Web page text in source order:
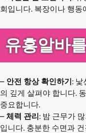
회입니다. 복장이나 행
유흥알바
– 안전 항상 확인하기: 낯
의 깊게 살펴야 합니다.
중요합니다.
– 체력 관리: 밤 근무가
입니다. 충분한 수면과